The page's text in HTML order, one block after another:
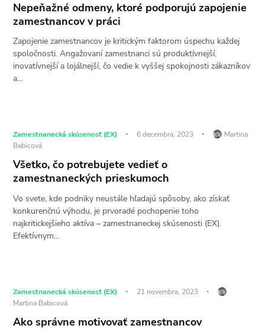
Nepeňažné odmeny, ktoré podporujú zapojenie
zamestnancov v práci
Zapojenie zamestnancov je kritickým faktorom úspechu každej
spoločnosti. Angažovaní zamestnanci sú produktívnejší,
inovatívnejší a lojálnejší, čo vedie k vyššej spokojnosti zákazníkov
a…
Zamestnanecká skúsenosť (EX) 6 decembra, 2023
Martina
Babicová
Všetko, čo potrebujete vedieť o
zamestnaneckých prieskumoch
Vo svete, kde podniky neustále hľadajú spôsoby, ako získať
konkurenčnú výhodu, je prvoradé pochopenie toho
najkritickejšieho aktíva – zamestnaneckej skúsenosti (EX).
Efektívnym…
Zamestnanecká skúsenosť (EX)
21 novembra, 2023
Martina Babicová
Ako správne motivovať zamestnancov